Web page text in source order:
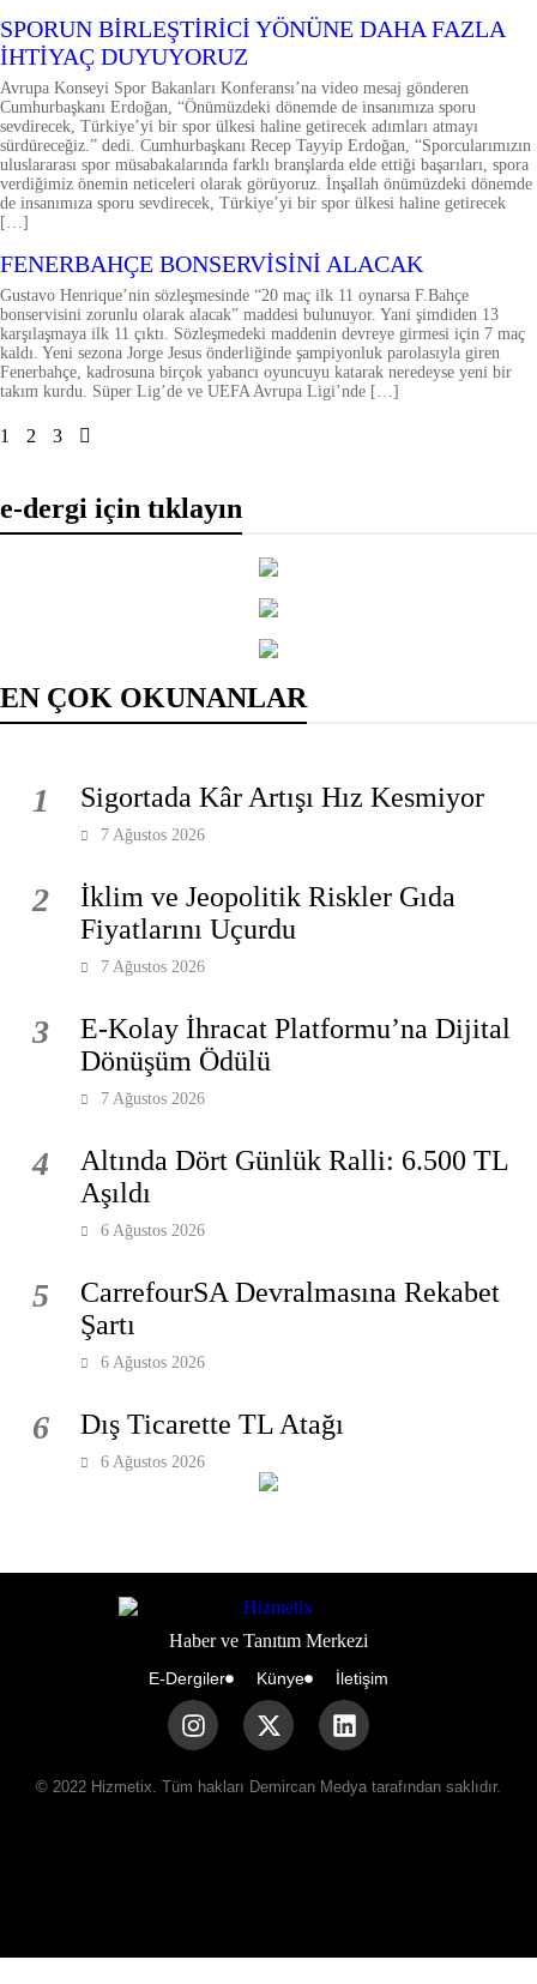
SPORUN BİRLEŞTİRİCİ YÖNÜNE DAHA FAZLA
İHTİYAÇ DUYUYORUZ
Avrupa Konseyi Spor Bakanları Konferansı’na video mesaj gönderen
Cumhurbaşkanı Erdoğan, “Önümüzdeki dönemde de insanımıza sporu
sevdirecek, Türkiye’yi bir spor ülkesi haline getirecek adımları atmayı
sürdüreceğiz.” dedi. Cumhurbaşkanı Recep Tayyip Erdoğan, “Sporcularımızın
uluslararası spor müsabakalarında farklı branşlarda elde ettiği başarıları, spora
verdiğimiz önemin neticeleri olarak görüyoruz. İnşallah önümüzdeki dönemde
de insanımıza sporu sevdirecek, Türkiye’yi bir spor ülkesi haline getirecek
[…]SPOR
FENERBAHÇE BONSERVİSİNİ ALACAK
Gustavo Henrique’nin sözleşmesinde “20 maç ilk 11 oynarsa F.Bahçe
bonservisini zorunlu olarak alacak” maddesi bulunuyor. Yani şimdiden 13
karşılaşmaya ilk 11 çıktı. Sözleşmedeki maddenin devreye girmesi için 7 maç
kaldı. Yeni sezona Jorge Jesus önderliğinde şampiyonluk parolasıyla giren
Fenerbahçe, kadrosuna birçok yabancı oyuncuyu katarak neredeyse yeni bir
takım kurdu. Süper Lig’de ve UEFA Avrupa Ligi’nde […]
1 2 3
e-dergi için tıklayın
EN ÇOK OKUNANLAR
1 Sigortada Kâr Artışı Hız Kesmiyor
7 Ağustos 2026
2
İklim ve Jeopolitik Riskler Gıda
Fiyatlarını Uçurdu
7 Ağustos 2026
3
E-Kolay İhracat Platformu’na Dijital
Dönüşüm Ödülü
7 Ağustos 2026
4
Altında Dört Günlük Ralli: 6.500 TL
Aşıldı
6 Ağustos 2026
5
CarrefourSA Devralmasına Rekabet
Şartı
6 Ağustos 2026
6 Dış Ticarette TL Atağı
6 Ağustos 2026
Haber ve Tanıtım Merkezi
E-Dergiler Künye İletişim
© 2022 Hizmetix. Tüm hakları Demircan Medya tarafından saklıdır.